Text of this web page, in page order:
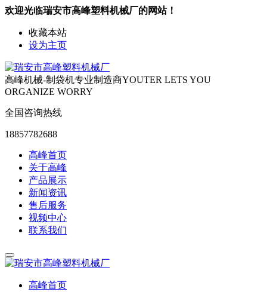
欢迎光临瑞安市高峰塑料机械厂的网站！
收藏本站
设为主页
高峰机械-制袋机专业制造商YOUTER LETS YOU
ORGANIZE WORRY
全国咨询热线
18857782688
高峰首页
关于高峰
产品展示
新闻资讯
售后服务
视频中心
联系我们
高峰首页